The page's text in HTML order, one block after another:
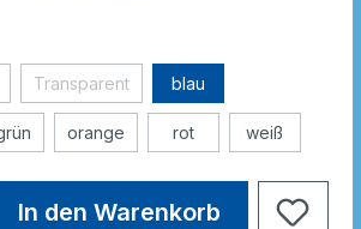
Transparent blau
orange rot weiß
In den Warenkorb